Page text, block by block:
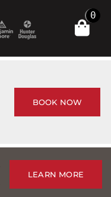
0
BOOK NOW
LEARN MORE